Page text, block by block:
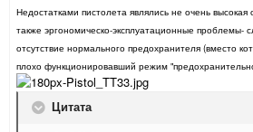
Недостатками пистолета являлись не очень
также эргономическо-эксплуатационные проблемы-
отсутствие нормального предохранителя (вместо
плохо функционировавший режим
Цитата